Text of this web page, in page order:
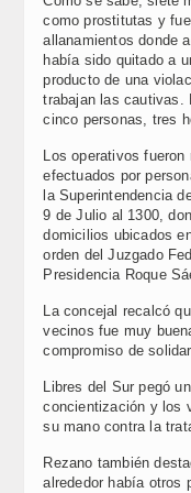
como prostitutas y
allanamientos donde
había sido quitado a
producto de una
trabajan las cautivas.
cinco personas, tres
Los operativos
efectuados por
la Superintendencia
9 de Julio al 1300,
domicilios ubicados
orden del Juzgado
Presidencia Roque
La concejal recalcó
vecinos fue muy
compromiso de
Libres del Sur pegó
concientización y los
su mano contra la
Rezano también
alrededor había otros